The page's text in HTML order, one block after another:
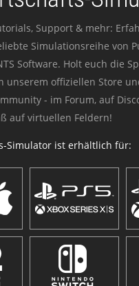
Support & mehr:
Simulationsreihe von
Software. Holt euch die
unserem offiziellen Store
- im Forum, auf
auf virtuellen Feldern!
Simulator ist erhältlich für: